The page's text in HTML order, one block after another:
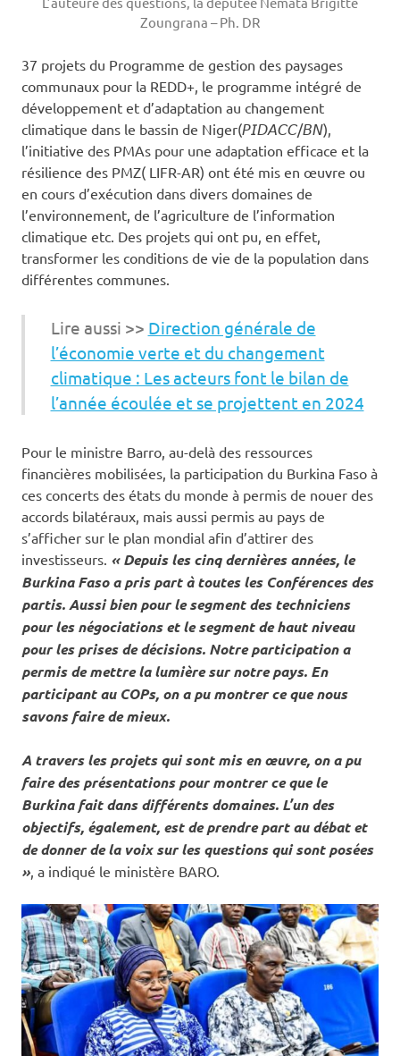
Zoungrana – Ph. DR
37 projets du Programme de gestion des paysages
communaux pour la REDD+, le programme intégré de
développement et d’adaptation au changement
climatique dans le bassin de Niger(𝘗𝘐𝘋𝘈𝘊𝘊/𝘉𝘕),
l’initiative des PMAs pour une adaptation efficace et la
résilience des PMZ( LIFR-AR) ont été mis en œuvre ou
en cours d’exécution dans divers domaines de
l’environnement, de l’agriculture de l’information
climatique etc. Des projets qui ont pu, en effet,
transformer les conditions de vie de la population dans
différentes communes.
Lire aussi >> Direction générale de
l’économie verte et du changement
climatique : Les acteurs font le bilan de
l’année écoulée et se projettent en 2024
Pour le ministre Barro, au-delà des ressources
financières mobilisées, la participation du Burkina Faso à
ces concerts des états du monde à permis de nouer des
accords bilatéraux, mais aussi permis au pays de
s’afficher sur le plan mondial afin d’attirer des
investisseurs. « Depuis les cinq dernières années, le
Burkina Faso a pris part à toutes les Conférences des
partis. Aussi bien pour le segment des techniciens
pour les négociations et le segment de haut niveau
pour les prises de décisions. Notre participation a
permis de mettre la lumière sur notre pays. En
participant au COPs, on a pu montrer ce que nous
savons faire de mieux.
A travers les projets qui sont mis en œuvre, on a pu
faire des présentations pour montrer ce que le
Burkina fait dans différents domaines. L’un des
objectifs, également, est de prendre part au débat et
de donner de la voix sur les questions qui sont posées
» , a indiqué le ministère BARO.